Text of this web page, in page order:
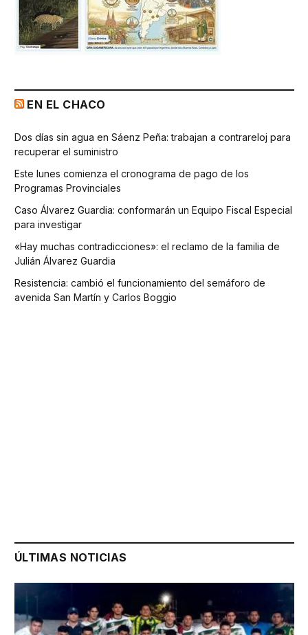
EN EL CHACO
Dos días sin agua en Sáenz Peña: trabajan a contrareloj para
recuperar el suministro
Este lunes comienza el cronograma de pago de los
Programas Provinciales
Caso Álvarez Guardia: conformarán un Equipo Fiscal Especial
para investigar
«Hay muchas contradicciones»: el reclamo de la familia de
Julián Álvarez Guardia
Resistencia: cambió el funcionamiento del semáforo de
avenida San Martín y Carlos Boggio
ÚLTIMAS NOTICIAS